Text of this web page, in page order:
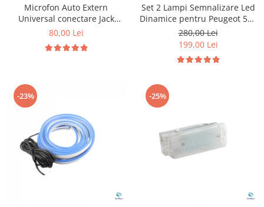
Microfon Auto Extern
Universal conectare Jack
3.5mm
80,00 Lei
Set 2 Lampi Semnalizare Led
Dinamice pentru Peugeot 508
& Citroen C4
280,00 Lei
199,00 Lei
-23% -25%